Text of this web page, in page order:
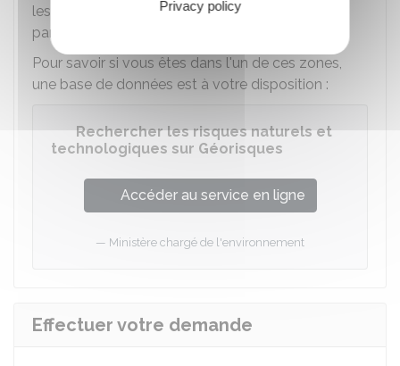
les règles de construction parasismiques et
paracycloniques sont respectées.
Pour savoir si vous êtes dans l'un de ces zones,
une base de données est à votre disposition :
Rechercher les risques naturels et
technologiques sur Géorisques
Accéder au service en ligne
Ministère chargé de l'environnement
Effectuer votre demande
Privacy policy